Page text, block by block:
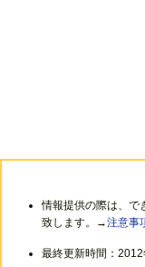
情報提供の際は、で
致します。→注意事
最終更新時間：